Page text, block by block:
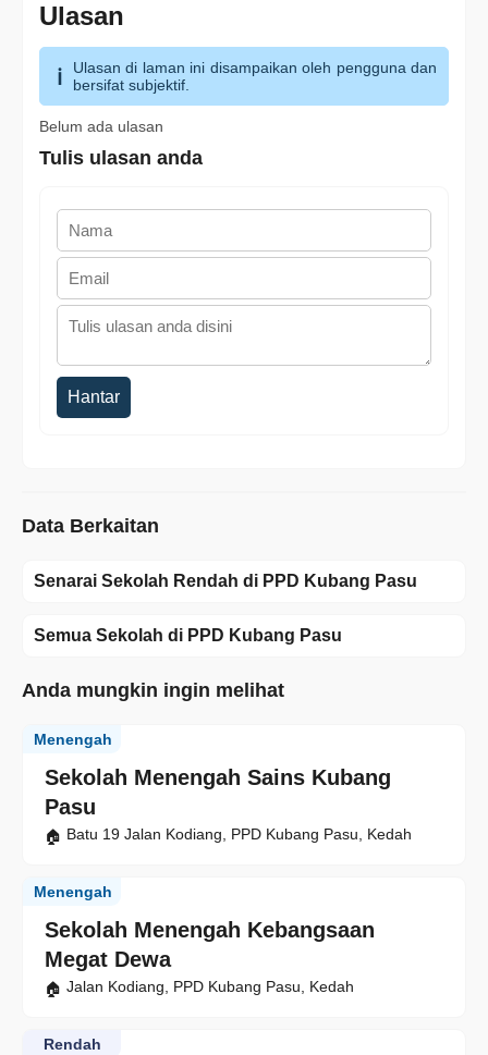
Ulasan
Ulasan di laman ini disampaikan oleh pengguna dan
bersifat subjektif.
Belum ada ulasan
Tulis ulasan anda
Hantar
Data Berkaitan
Senarai Sekolah Rendah di PPD Kubang Pasu
Semua Sekolah di PPD Kubang Pasu
Anda mungkin ingin melihat
Sekolah Menengah Sains Kubang
Pasu
Menengah
Batu 19 Jalan Kodiang, PPD Kubang Pasu, Kedah
Sekolah Menengah Kebangsaan
Megat Dewa
Menengah
Jalan Kodiang, PPD Kubang Pasu, Kedah
Rendah